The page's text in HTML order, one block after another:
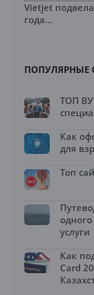
Vietjet
года...
ПОПУЛЯРНЫЕ
ТОП
Как
для
Топ
услуги
Как
Card